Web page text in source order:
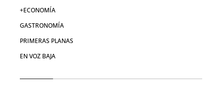
+ECONOMÍA
GASTRONOMÍA
PRIMERAS PLANAS
EN VOZ BAJA